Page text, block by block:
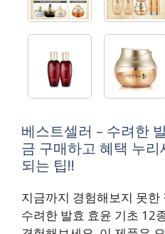
베스트셀러 – 수려한
금 구매하고 혜택 누
되는 팁!!
지금까지 경험해보지 못
수려한 발효 효윤 기초 12